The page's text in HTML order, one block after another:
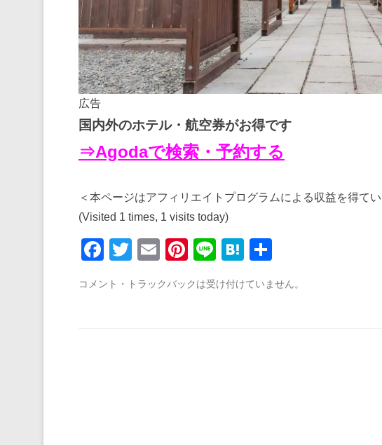
広告
国内外のホテル・航空券がお得です
⇒Agodaで検索・予約する
＜本ページはアフィリエイトプログラムによる収益を得てい
(Visited 1 times, 1 visits today)
F
c
T
tt
E
ail
Pi
er
Li
e
H
e
コメント・トラックバックは受け付けていません。